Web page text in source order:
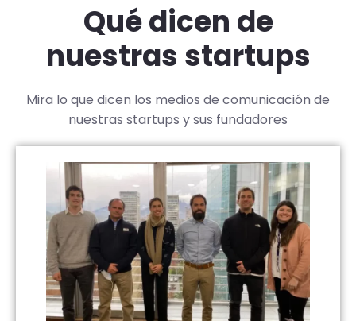
Qué dicen de
nuestras startups
Mira lo que dicen los medios de comunicación de
nuestras startups y sus fundadores